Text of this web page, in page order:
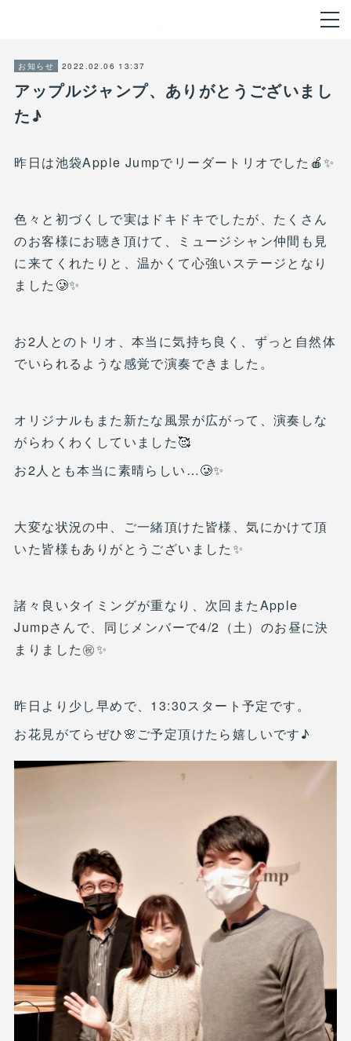
お知らせ 2022.02.06 13:37
アップルジャンプ、ありがとうございまし
た♪
昨日は池袋Apple Jumpでリーダートリオでした🍎✨
色々と初づくしで実はドキドキでしたが、たくさん
のお客様にお聴き頂けて、ミュージシャン仲間も見
に来てくれたりと、温かくて心強いステージとなり
ました🥲✨
お2人とのトリオ、本当に気持ち良く、ずっと自然体
でいられるような感覚で演奏できました。
オリジナルもまた新たな風景が広がって、演奏しな
がらわくわくしていました🥰
お2人とも本当に素晴らしい…🥲✨
大変な状況の中、ご一緒頂けた皆様、気にかけて頂
いた皆様もありがとうございました✨
諸々良いタイミングが重なり、次回またApple
Jumpさんで、同じメンバーで4/2（土）のお昼に決
まりました㊗️✨
昨日より少し早めで、13:30スタート予定です。
お花見がてらぜひ🌸ご予定頂けたら嬉しいです♪